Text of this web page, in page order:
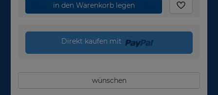
in den Warenkorb legen
Direkt kaufen mit
wünschen